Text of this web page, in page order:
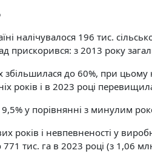
налічувалося 196 тис.
прискорився: з 2013 року
до 60%, при
років і в 2023 році
у порівнянні з минулим
років і невпевненості у
тис. га в 2023 році (з 1,06